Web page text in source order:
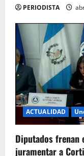
PERIODISTA
ACTUALIDAD
Diputados frenan
juramentar a